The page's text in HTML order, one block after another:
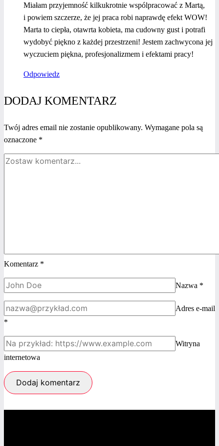
Miałam przyjemność kilkukrotnie wspólpracować z Martą,
i powiem szczerze, że jej praca robi naprawdę efekt WOW!
Marta to ciepła, otawrta kobieta, ma cudowny gust i potrafi
wydobyć piękno z każdej przestrzeni! Jestem zachwycona jej
wyczuciem piękna, profesjonalizmem i efektami pracy!
Odpowiedz
DODAJ KOMENTARZ
Twój adres email nie zostanie opublikowany. Wymagane pola są
oznaczone *
Komentarz *
Nazwa *
Adres e-mail
*
Witryna
internetowa